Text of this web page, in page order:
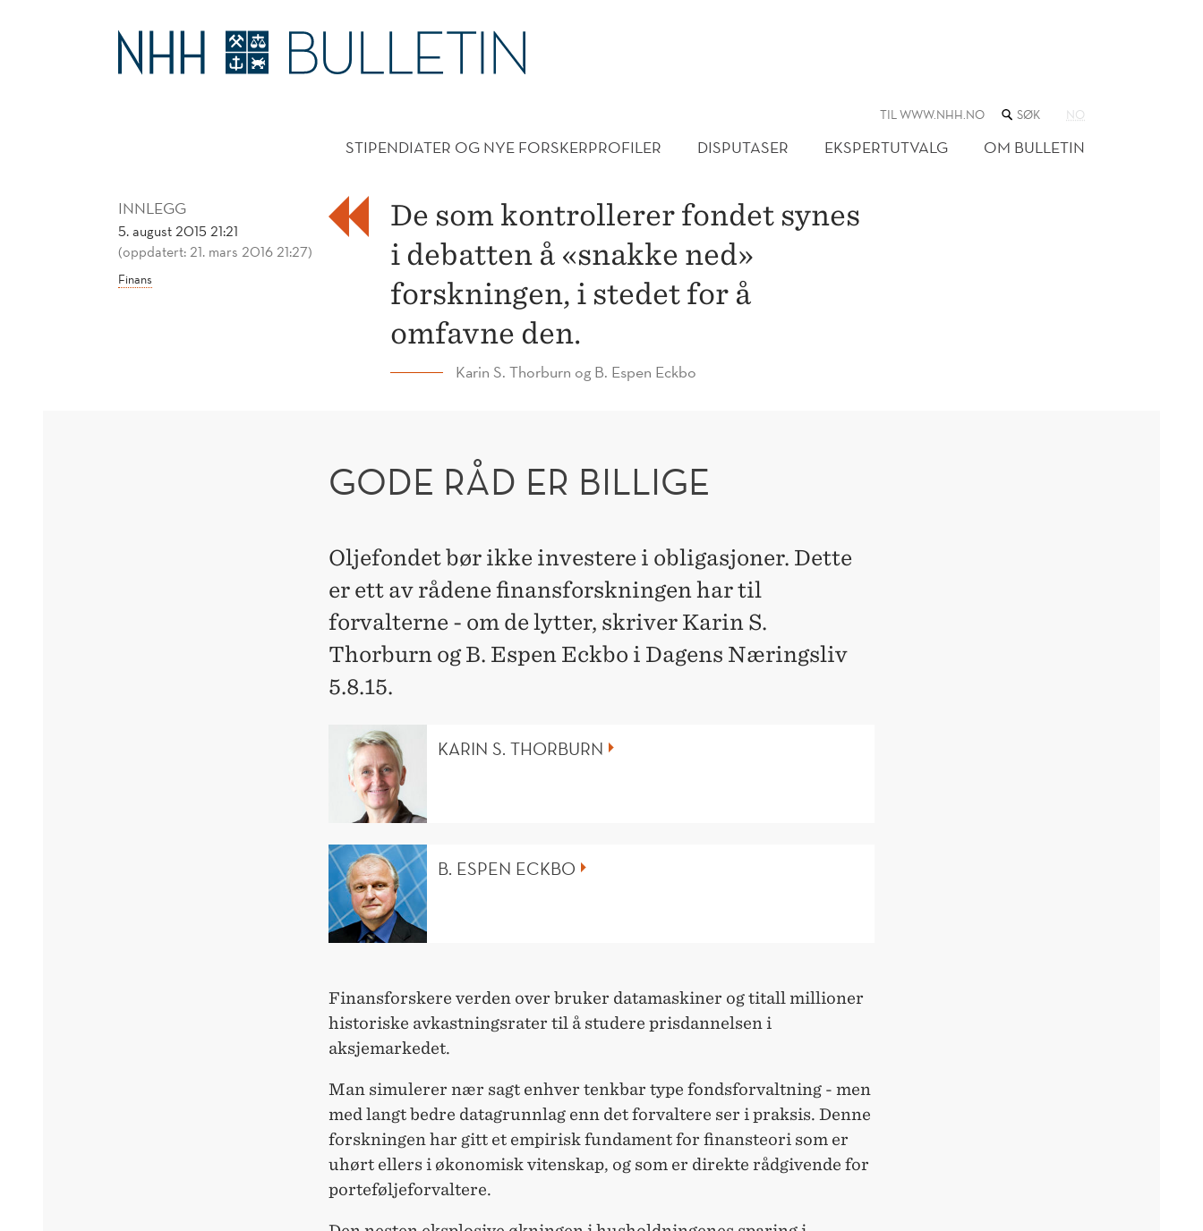
TIL WWW.NHH.NO SØK
NETTSTEDET
NO
STIPENDIATER OG NYE FORSKERPROFILER DISPUTASER EKSPERTUTVALG OM BULLETIN
INNLEGG
5. august 2015 21:21
(oppdatert: 21. mars 2016 21:27)
Finans
De som kontrollerer fondet synes
i debatten å «snakke ned»
forskningen, i stedet for å
omfavne den.
Karin S. Thorburn og B. Espen Eckbo
GODE RÅD ER BILLIGE
Oljefondet bør ikke investere i obligasjoner. Dette
er ett av rådene finansforskningen har til
forvalterne - om de lytter, skriver Karin S.
Thorburn og B. Espen Eckbo i Dagens Næringsliv
5.8.15.
KARIN S. THORBURN
B. ESPEN ECKBO
Finansforskere verden over bruker datamaskiner og titall millioner
historiske avkastningsrater til å studere prisdannelsen i
aksjemarkedet.
Man simulerer nær sagt enhver tenkbar type fondsforvaltning - men
med langt bedre datagrunnlag enn det forvaltere ser i praksis. Denne
forskningen har gitt et empirisk fundament for finansteori som er
uhørt ellers i økonomisk vitenskap, og som er direkte rådgivende for
porteføljeforvaltere.